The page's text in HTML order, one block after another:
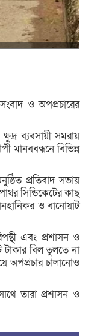
ও অপপ্রচারের
ব্যবসায়ী সমরায়
মানববন্ধনে বিভিন্ন
প্রতিবাদ সভায়
সিন্ডিকেটের কাছ
ও বানোয়াট
এবং প্রশাসন ও
টাকার বিল তুলতে না
অপপ্রচার চালানোও
তারা প্রশাসন ও